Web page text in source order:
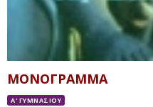
ΜΟΝΟΓΡΑΜΜΑ
Α' ΓΥΜΝΑΣΙΟΥ